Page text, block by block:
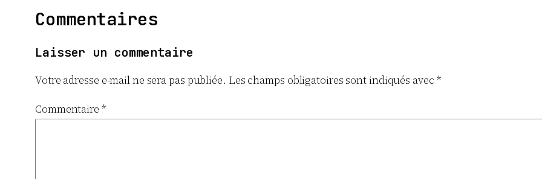
Commentaires
Laisser un commentaire
Votre adresse e-mail ne sera pas publiée. Les champs obligatoires sont indiqués avec *
Commentaire *